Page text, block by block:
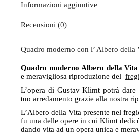
Informazioni aggiuntive
Recensioni (0)
Quadro moderno con l’ Albero
Quadro moderno Albero della
e meravigliosa riproduzione del
L’opera di Gustav Klimt potrà
tuo arredamento grazie alla nostra
L’Albero della Vita presente nel
fu una delle opere in cui Klimt
dando vita ad un opera unica e